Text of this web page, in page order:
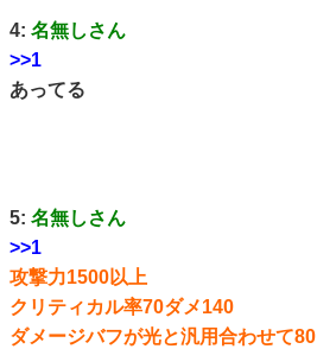
4: 名無しさん
>>1
あってる
5: 名無しさん
>>1
攻撃力1500以上
クリティカル率70ダメ140
ダメージバフが光と汎用合わせて80